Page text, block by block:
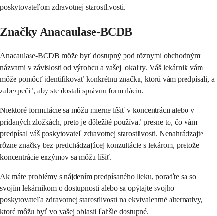
poskytovateľom zdravotnej starostlivosti.
Značky Anacaulase-BCDB
Anacaulase-BCDB môže byť dostupný pod rôznymi obchodnými
názvami v závislosti od výrobcu a vašej lokality. Váš lekárnik vám
môže pomôcť identifikovať konkrétnu značku, ktorú vám predpísali, a
zabezpečiť, aby ste dostali správnu formuláciu.
Niektoré formulácie sa môžu mierne líšiť v koncentrácii alebo v
pridaných zložkách, preto je dôležité používať presne to, čo vám
predpísal váš poskytovateľ zdravotnej starostlivosti. Nenahrádzajte
rôzne značky bez predchádzajúcej konzultácie s lekárom, pretože
koncentrácie enzýmov sa môžu líšiť.
Ak máte problémy s nájdením predpísaného lieku, poraďte sa so
svojím lekárnikom o dostupnosti alebo sa opýtajte svojho
poskytovateľa zdravotnej starostlivosti na ekvivalentné alternatívy,
ktoré môžu byť vo vašej oblasti ľahšie dostupné.